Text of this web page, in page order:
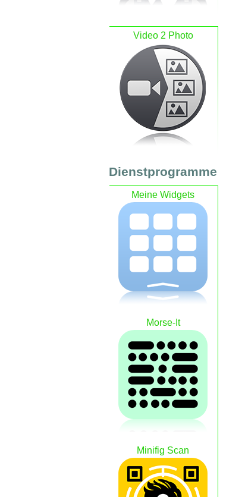
Video 2 Photo
Dienstprogramme
Meine Widgets
Morse-It
Minifig Scan